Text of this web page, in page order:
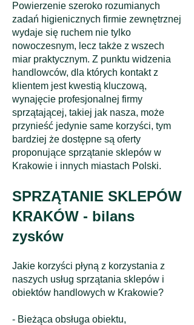
Powierzenie szeroko rozumianych
zadań higienicznych firmie zewnętrznej
wydaje się ruchem nie tylko
nowoczesnym, lecz także z wszech
miar praktycznym. Z punktu widzenia
handlowców, dla których kontakt z
klientem jest kwestią kluczową,
wynajęcie profesjonalnej firmy
sprzątającej, takiej jak nasza, może
przynieść jedynie same korzyści, tym
bardziej że dostępne są oferty
proponujące sprzątanie sklepów w
Krakowie i innych miastach Polski.
SPRZĄTANIE SKLEPÓW
KRAKÓW - bilans
zysków
Jakie korzyści płyną z korzystania z
naszych usług sprzątania sklepów i
obiektów handlowych w Krakowie?
- Bieżąca obsługa obiektu,